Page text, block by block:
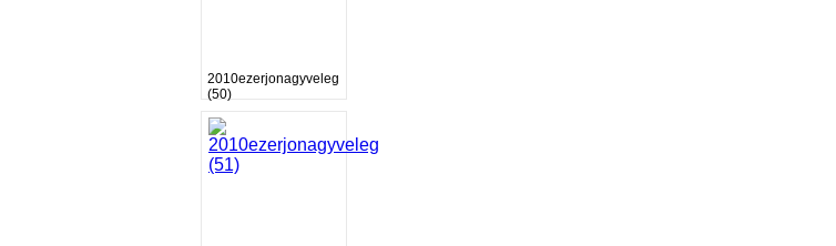
2010ezerjonagyveleg
(50)